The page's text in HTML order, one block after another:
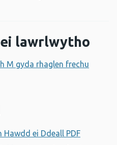
lawrlwytho
M gyda rhaglen frechu
Hawdd ei Ddeall PDF